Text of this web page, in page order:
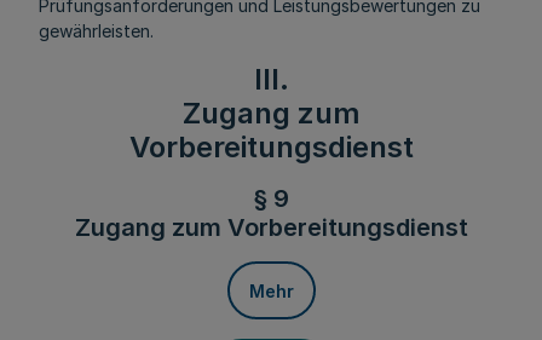
Prüfungsanforderungen und Leistungsbewertungen zu
gewährleisten.
III.
Zugang zum
Vorbereitungsdienst
§ 9
Zugang zum Vorbereitungsdienst
Mehr